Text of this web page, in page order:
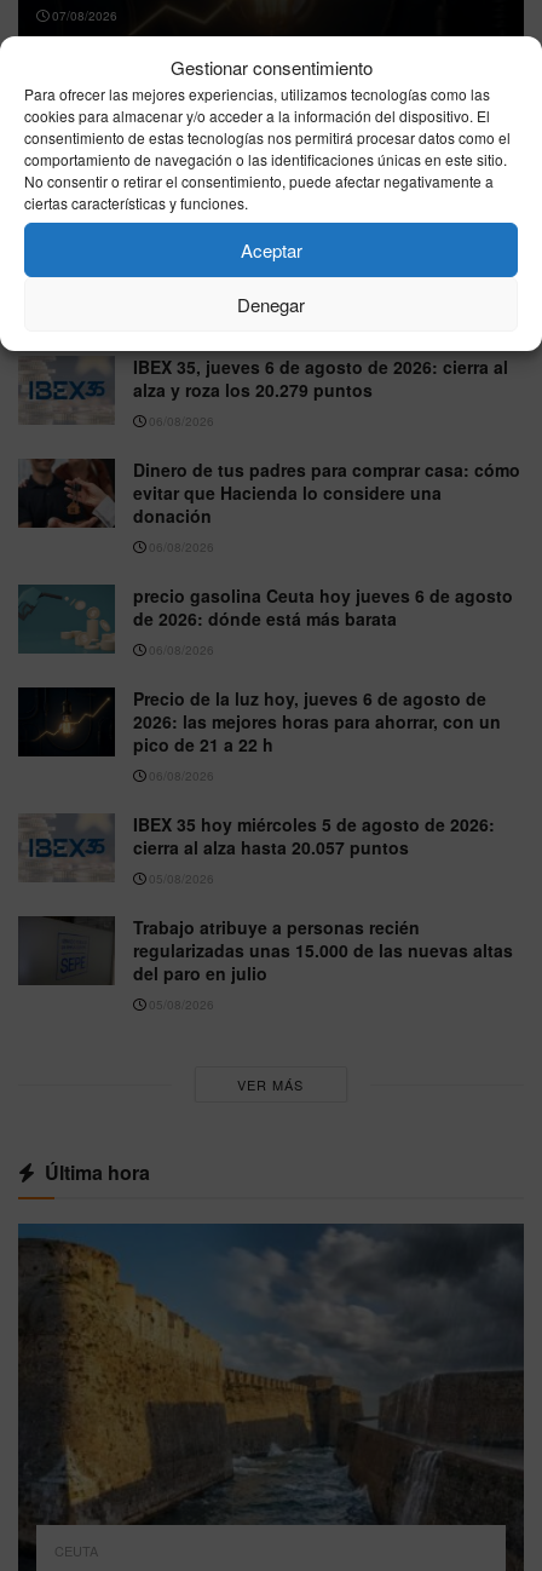
Gestionar consentimiento
Para ofrecer las mejores experiencias, utilizamos tecnologías como las
cookies para almacenar y/o acceder a la información del dispositivo. El
consentimiento de estas tecnologías nos permitirá procesar datos como el
comportamiento de navegación o las identificaciones únicas en este sitio.
No consentir o retirar el consentimiento, puede afectar negativamente a
ciertas características y funciones.
Aceptar
Denegar
07/08/2026
precio gasolina Ceuta: viernes 7 de agosto de 2026,
repaso de las tarifas más bajas y caras
IBEX 35, jueves 6 de agosto de 2026: cierra al
alza y roza los 20.279 puntos
06/08/2026
Dinero de tus padres para comprar casa: cómo
evitar que Hacienda lo considere una
donación
06/08/2026
precio gasolina Ceuta hoy jueves 6 de agosto
de 2026: dónde está más barata
06/08/2026
Precio de la luz hoy, jueves 6 de agosto de
2026: las mejores horas para ahorrar, con un
pico de 21 a 22 h
06/08/2026
IBEX 35 hoy miércoles 5 de agosto de 2026:
cierra al alza hasta 20.057 puntos
05/08/2026
Trabajo atribuye a personas recién
regularizadas unas 15.000 de las nuevas altas
del paro en julio
05/08/2026
VER MÁS
Última hora
CEUTA